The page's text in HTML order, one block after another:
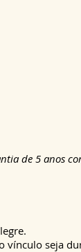
de 5 anos
vínculo seja